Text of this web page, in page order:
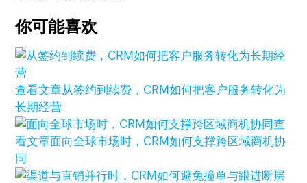
你可能喜欢
查看文章从签约到续费，CRM如何把客户服务转化为
长期经营
查
看文章面向全球市场时，CRM如何支撑跨区域商机协
同